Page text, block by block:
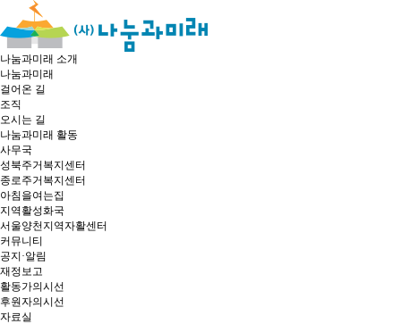
나눔과미래 소개
나눔과미래
걸어온 길
조직
오시는 길
나눔과미래 활동
사무국
성북주거복지센터
종로주거복지센터
아침을여는집
지역활성화국
서울양천지역자활센터
커뮤니티
공지·알림
재정보고
활동가의시선
후원자의시선
자료실